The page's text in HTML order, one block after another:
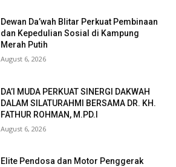
Dewan Da’wah Blitar Perkuat Pembinaan
dan Kepedulian Sosial di Kampung
Merah Putih
August 6, 2026
DA’I MUDA PERKUAT SINERGI DAKWAH
DALAM SILATURAHMI BERSAMA DR. KH.
FATHUR ROHMAN, M.PD.I
August 6, 2026
Elite Pendosa dan Motor Penggerak